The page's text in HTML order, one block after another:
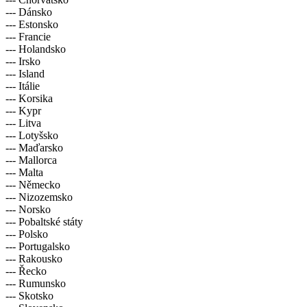
--- Dánsko
--- Estonsko
--- Francie
--- Holandsko
--- Irsko
--- Island
--- Itálie
--- Korsika
--- Kypr
--- Litva
--- Lotyšsko
--- Maďarsko
--- Mallorca
--- Malta
--- Německo
--- Nizozemsko
--- Norsko
--- Pobaltské státy
--- Polsko
--- Portugalsko
--- Rakousko
--- Řecko
--- Rumunsko
--- Skotsko